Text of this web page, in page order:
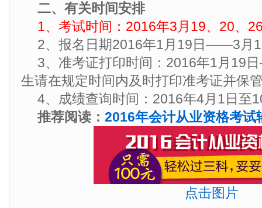
二、有关时间安排
1、考试时间：2016年3月19、20、
2、报名日期2016年1月19日——3月
3、准考证打印时间：2016年1月19
生请在规定时间内及时打印准考证并保
4、成绩查询时间：2016年4月1日至
推荐阅读： 2016年会计从业资格考试
点击图片